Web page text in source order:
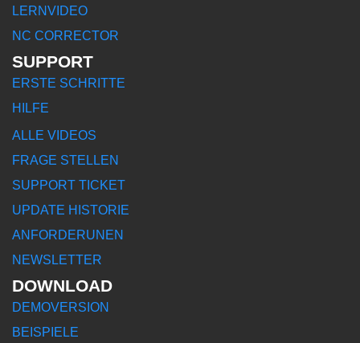
LERNVIDEO
NC CORRECTOR
SUPPORT
ERSTE SCHRITTE
HILFE
ALLE VIDEOS
FRAGE STELLEN
SUPPORT TICKET
UPDATE HISTORIE
ANFORDERUNEN
NEWSLETTER
DOWNLOAD
DEMOVERSION
BEISPIELE